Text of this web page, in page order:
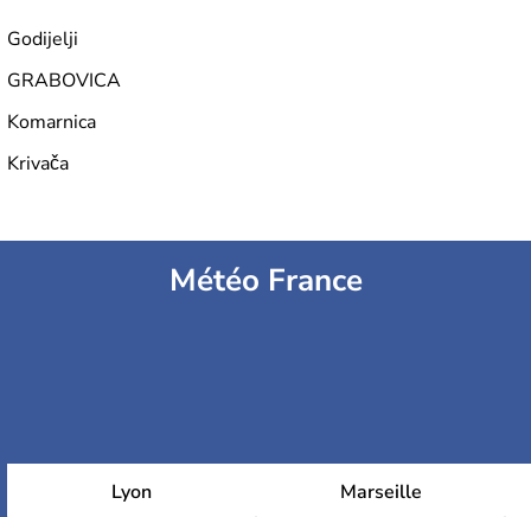
Godijelji
GRABOVICA
Komarnica
Krivača
Météo France
Lyon Marseille